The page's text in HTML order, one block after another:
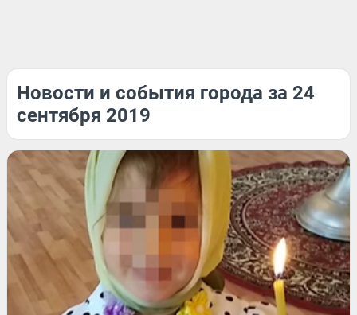
Новости и события города за 24
сентября 2019